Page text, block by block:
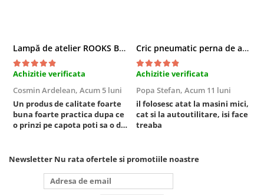
Cricuri Hidraulice
Surubelnite Si Biti
Truse de biti
Truse de surubelnite
Vulcanizare
Masini de dejantat roti
Piese de schimb
Scule Vulcanizare
Lampă de atelier ROOKS B2 HYBRID pentru capotă, 2000 lumeni, 5000 mAh
Achizitie verificata
Cosmin Ardelean, Acum 5 luni
Un produs de calitate foarte
buna foarte practica dupa ce
o prinzi pe capota poti sa o dai
puternica si de la baterie care
tine destul de mult dar daca o
bagi la priza nu mai ai treaba
toata ziua ,ce...
Cric pneumatic perna de aer cu inaltator 6T
Achizitie verificata
Popa Stefan, Acum 11 luni
il folosesc atat la masini mici,
cat si la autoutilitare, isi face
treaba
Newsletter Nu rata ofertele si promotiile noastre